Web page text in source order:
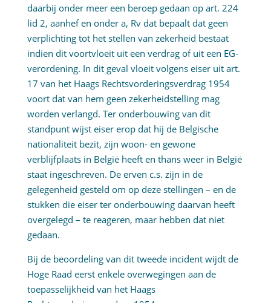
daarbij onder meer een beroep gedaan op art. 224
lid 2, aanhef en onder a, Rv dat bepaalt dat geen
verplichting tot het stellen van zekerheid bestaat
indien dit voortvloeit uit een verdrag of uit een EG-
verordening. In dit geval vloeit volgens eiser uit art.
17 van het Haags Rechtsvorderingsverdrag 1954
voort dat van hem geen zekerheidstelling mag
worden verlangd. Ter onderbouwing van dit
standpunt wijst eiser erop dat hij de Belgische
nationaliteit bezit, zijn woon- en gewone
verblijfplaats in België heeft en thans weer in België
staat ingeschreven. De erven c.s. zijn in de
gelegenheid gesteld om op deze stellingen – en de
stukken die eiser ter onderbouwing daarvan heeft
overgelegd – te reageren, maar hebben dat niet
gedaan.
Bij de beoordeling van dit tweede incident wijdt de
Hoge Raad eerst enkele overwegingen aan de
toepasselijkheid van het Haags